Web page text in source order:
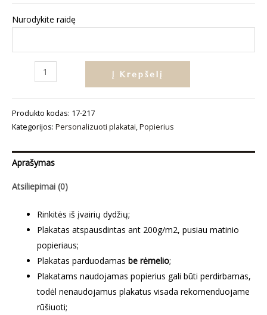
Nurodykite raidę
produkto
plakatas
„Raidė“
Į Krepšelį
Produkto kodas: 17-217
Kategorijos: Personalizuoti plakatai,Popierius
Aprašymas
Atsiliepimai (0)
Rinkitės iš įvairių dydžių;
Plakatas atspausdintas ant 200g/m2, pusiau matinio
popieriaus;
Plakatas parduodamas be rėmelio;
Plakatams naudojamas popierius gali būti perdirbamas,
todėl nenaudojamus plakatus visada rekomenduojame
rūšiuoti;